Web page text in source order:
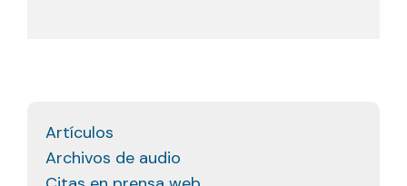
Artículos
Archivos de audio